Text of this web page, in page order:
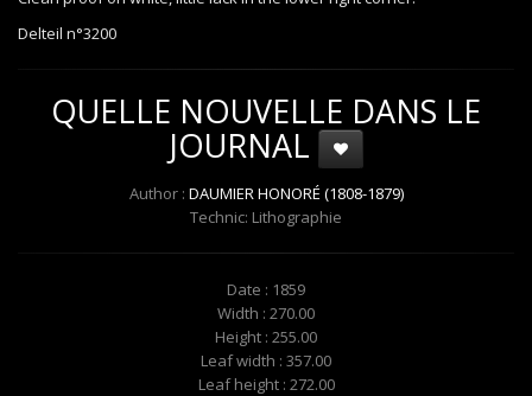
Delteil n°3200
QUELLE NOUVELLE DANS LE
JOURNAL
Author : DAUMIER HONORÉ (1808-1879)
Technic: Lithographie
Date : 1859
Width : 270.00
Height : 255.00
Leaf width : 357.00
Leaf height : 272.00